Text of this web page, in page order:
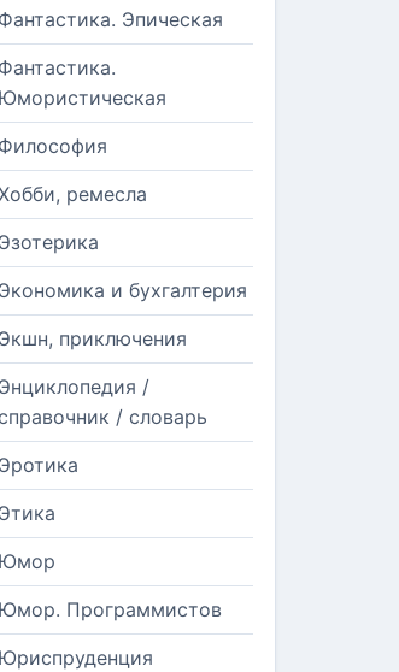
Фантастика. Эпическая
Фантастика.
Юмористическая
Философия
ремесла
Эзотерика
Экономика и бухгалтерия
Экшн, приключения
Энциклопедия /
/ словарь
Эротика
Этика
Юмор
Юмор. Программистов
Юриспруденция